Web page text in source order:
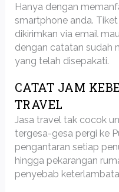
Hanya dengan
smartphone anda.
dikirimkan via email
dengan catatan sudah
yang telah disepakati.
CATAT JAM
TRAVEL
Jasa travel tak cocok
tergesa-gesa pergi ke
pengantaran setiap
hingga pekarangan
penyebab